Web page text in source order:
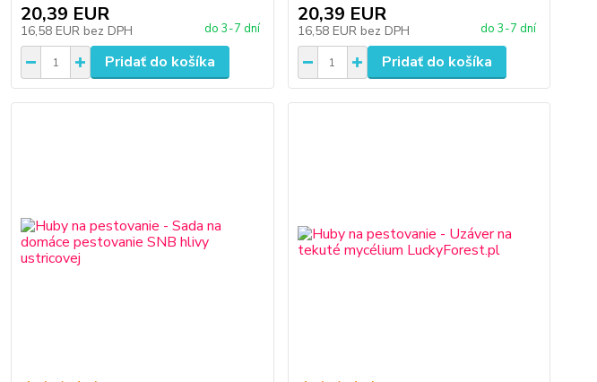
20,39 EUR
16,58 EUR bez DPH do 3-7 dní
Pridať do košíka
20,39 EUR
16,58 EUR bez DPH do 3-7 dní
Pridať do košíka